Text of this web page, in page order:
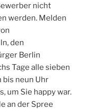
nicht
werden. Melden
den
Berlin
Tage alle sieben
bis neun Uhr
um Sie happy war.
an der Spree